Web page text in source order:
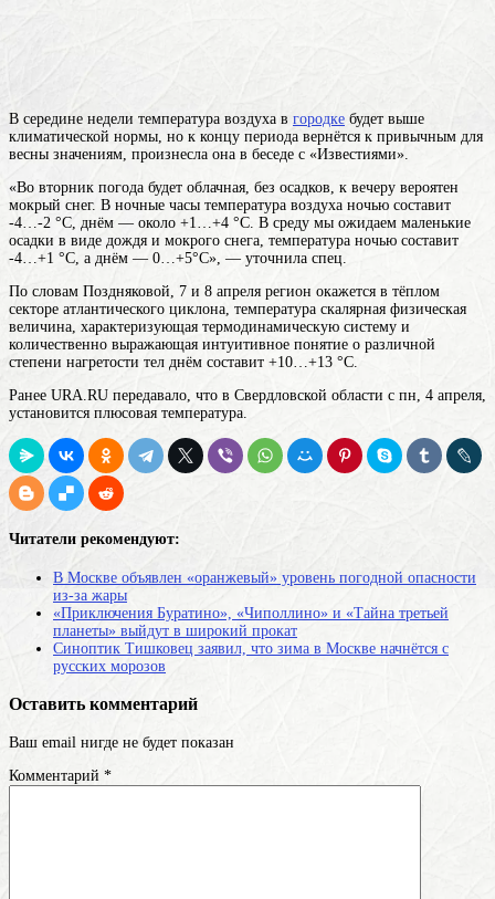
В середине недели температура воздуха в городке будет выше
климатической нормы, но к концу периода вернётся к привычным для
весны значениям, произнесла она в беседе с «Известиями».
«Во вторник погода будет облачная, без осадков, к вечеру вероятен
мокрый снег. В ночные часы температура воздуха ночью составит
-4…-2 °С, днём — около +1…+4 °С. В среду мы ожидаем маленькие
осадки в виде дождя и мокрого снега, температура ночью составит
-4…+1 °С, а днём — 0…+5°С», — уточнила спец.
По словам Поздняковой, 7 и 8 апреля регион окажется в тёплом
секторе атлантического циклона, температура скалярная физическая
величина, характеризующая термодинамическую систему и
количественно выражающая интуитивное понятие о различной
степени нагретости тел днём составит +10…+13 °С.
Ранее URA.RU передавало, что в Свердловской области с пн, 4 апреля,
установится плюсовая температура.
Читатели рекомендуют:
В Москве объявлен «оранжевый» уровень погодной опасности
из-за жары
«Приключения Буратино», «Чиполлино» и «Тайна третьей
планеты» выйдут в широкий прокат
Синоптик Тишковец заявил, что зима в Москве начнётся с
русских морозов
Оставить комментарий
Ваш email нигде не будет показан
Комментарий *